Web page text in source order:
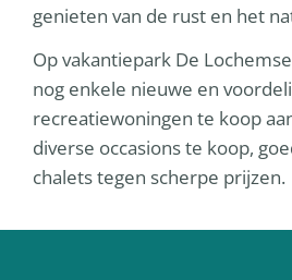
genieten van de rust en het
Op vakantiepark De
nog enkele nieuwe en
recreatiewoningen te koop
diverse occasions te koop,
chalets tegen scherpe prijzen.